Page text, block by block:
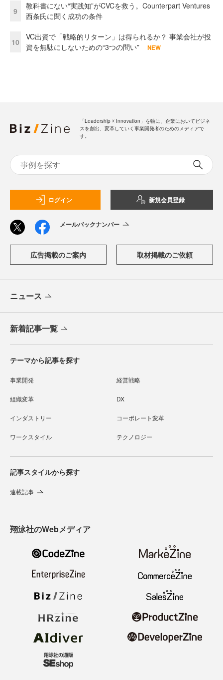
9
教科書にない“実践知”がCVCを救う。Counterpart Ventures
西条氏に聞く成功の条件
10
VC出資で「戦略的リターン」は得られるか？ 事業会社が投
資を無駄にしないための“3つの問い”
NEW
「Leadership ☓ Innovation」を軸に、企業においてビジネ
スを創出、変革していく事業開発者のためのメディアで
す。
ログイン 新規会員登録
メールバックナンバー
広告掲載のご案内 取材掲載のご依頼
ニュース
新着記事一覧
テーマから記事を探す
事業開発 経営戦略
組織変革 DX
インダストリー コーポレート変革
ワークスタイル テクノロジー
記事スタイルから探す
連載記事
翔泳社のWebメディア